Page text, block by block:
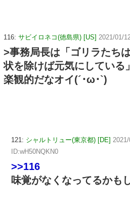
116: サビイロネコ(徳島県) [US] 2021/01/
>事務局長は「ゴリラたち
状を除けば元気にしている
楽観的だなオイ(´･ω･`)
121: シャルトリュー(東京都) [DE]
ID:wH50NQKN0
>>116
味覚がなくなってるかも